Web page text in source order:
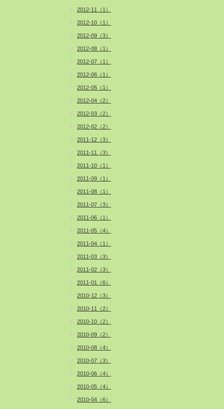
2012-11（1）
2012-10（1）
2012-09（3）
2012-08（1）
2012-07（1）
2012-06（1）
2012-05（1）
2012-04（2）
2012-03（2）
2012-02（2）
2011-12（3）
2011-11（3）
2011-10（1）
2011-09（1）
2011-08（1）
2011-07（3）
2011-06（1）
2011-05（4）
2011-04（1）
2011-03（3）
2011-02（3）
2011-01（6）
2010-12（3）
2010-11（2）
2010-10（2）
2010-09（2）
2010-08（4）
2010-07（3）
2010-06（4）
2010-05（4）
2010-04（6）